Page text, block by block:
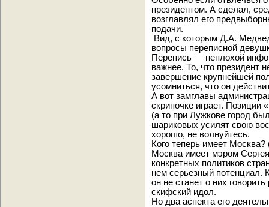
президентом. А сделал,
возглавлял его
подачи.
Вид, с которым Д.А.
вопросы переписной
Перепись — неплохой
важнее. То, что президент
завершение крупнейшей
усомниться, что он
А вот замглавы
скрипочке играет. Позиции
(а то при Лужкове город
шариковых усилят свою
хорошо, не волнуйтесь.
Кого теперь имеет
Москва имеет мэром
конкретных политиков
нем серьезный потенциал.
он не станет о них
скифский идол.
Но два аспекта его